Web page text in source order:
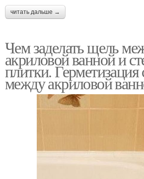
читать дальше →
Чем заделать щель
акриловой ванной и
плитки. Герметизация
между акриловой